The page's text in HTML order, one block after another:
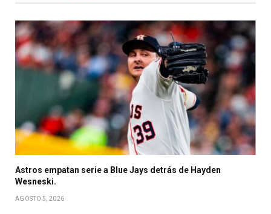
Astros empatan serie a Blue Jays detrás de Hayden
Wesneski.
AGOSTO 5, 2026